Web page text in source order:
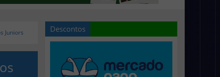
Juniors Descontos